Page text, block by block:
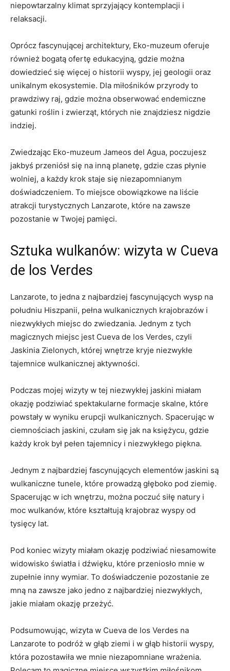
niepowtarzalny klimat sprzyjający kontemplacji i
relaksacji.
Oprócz fascynującej architektury, Eko-muzeum oferuje
również bogatą ofertę edukacyjną, gdzie można
dowiedzieć się więcej o historii wyspy, jej geologii oraz
unikalnym ekosystemie. Dla miłośników przyrody to
prawdziwy raj, gdzie można obserwować endemiczne
gatunki roślin i zwierząt, których nie znajdziesz nigdzie
indziej.
Zwiedzając Eko-muzeum Jameos del Agua, poczujesz
jakbyś przeniósł się na inną planetę, gdzie czas płynie
wolniej, a każdy krok staje się niezapomnianym
doświadczeniem. To miejsce obowiązkowe na liście
atrakcji turystycznych Lanzarote, które na zawsze
pozostanie w Twojej pamięci.
Sztuka wulkanów: wizyta w Cueva
de los Verdes
Lanzarote, to jedna z najbardziej fascynujących wysp na
południu Hiszpanii, pełna wulkanicznych krajobrazów i
niezwykłych miejsc do zwiedzania. Jednym z tych
magicznych miejsc jest Cueva de los Verdes, czyli
Jaskinia Zielonych, której wnętrze kryje niezwykłe
tajemnice wulkanicznej aktywności.
Podczas mojej wizyty w tej niezwykłej jaskini miałam
okazję podziwiać spektakularne formacje skalne, które
powstały w wyniku erupcji wulkanicznych. Spacerując w
ciemnościach jaskini, czułam się jak na księżycu, gdzie
każdy krok był pełen tajemnicy i niezwykłego piękna.
Jednym z najbardziej fascynujących elementów jaskini są
wulkaniczne tunele, które prowadzą głęboko pod ziemię.
Spacerując w ich wnętrzu, można poczuć siłę natury i
moc wulkanów, które kształtują krajobraz wyspy od
tysięcy lat.
Pod koniec wizyty miałam okazję podziwiać niesamowite
widowisko światła i dźwięku, które przeniosło mnie w
zupełnie inny wymiar. To doświadczenie pozostanie ze
mną na zawsze jako jedno z najbardziej niezwykłych,
jakie miałam okazję przeżyć.
Podsumowując, wizyta w Cueva de los Verdes na
Lanzarote to podróż w głąb ziemi i w głąb historii wyspy,
która pozostawiła we mnie niezapomniane wrażenia.